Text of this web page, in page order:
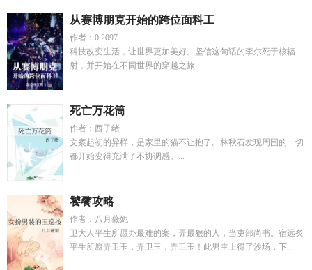
从赛博朋克开始的跨位面科工
作者：0.2097
科技改变生活，让世界更加美好。坚信这句话的李尔死于核辐
射，并开始在不同世界的穿越之旅...
死亡万花筒
作者：西子绪
文案起初的异样，是家里的猫不让抱了。林秋石发现周围的一切
都开始变得充满了不协调感。...
饕餮攻略
作者：八月薇妮
卫大人平生所愿办最难的案，弄最狠的人，当吏部尚书。宿远炙
平生所愿弄卫玉，弄卫玉，弄卫玉！此男主上得了沙场，下...